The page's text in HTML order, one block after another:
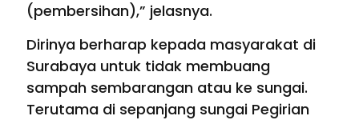
(pembersihan),” jelasnya.
Dirinya berharap kepada masyarakat di
Surabaya untuk tidak membuang
sampah sembarangan atau ke sungai.
Terutama di sepanjang sungai Pegirian